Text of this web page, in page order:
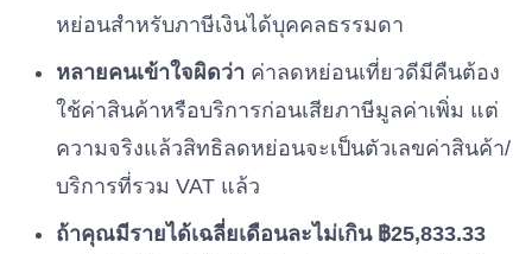
หย่อนสำหรับภาษีเงินได้บุคคลธรรมดา
หลายคนเข้าใจผิดว่า ค่าลดหย่อนเที่ยวดีมีคืนต้อง
ใช้ค่าสินค้าหรือบริการก่อนเสียภาษีมูลค่าเพิ่ม แต่
ความจริงแล้วสิทธิลดหย่อนจะเป็นตัวเลขค่าสินค้า/
บริการที่รวม VAT แล้ว
ถ้าคุณมีรายได้เฉลี่ยเดือนละไม่เกิน ฿25,833.33